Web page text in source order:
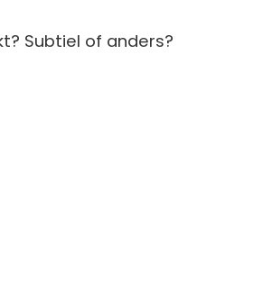
Subtiel of anders?